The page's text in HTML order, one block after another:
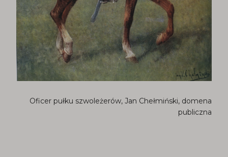
Oficer pułku szwoleżerów, Jan Chełmiński, domena
publiczna